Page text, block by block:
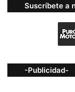
Suscríbete a
-Publicidad-